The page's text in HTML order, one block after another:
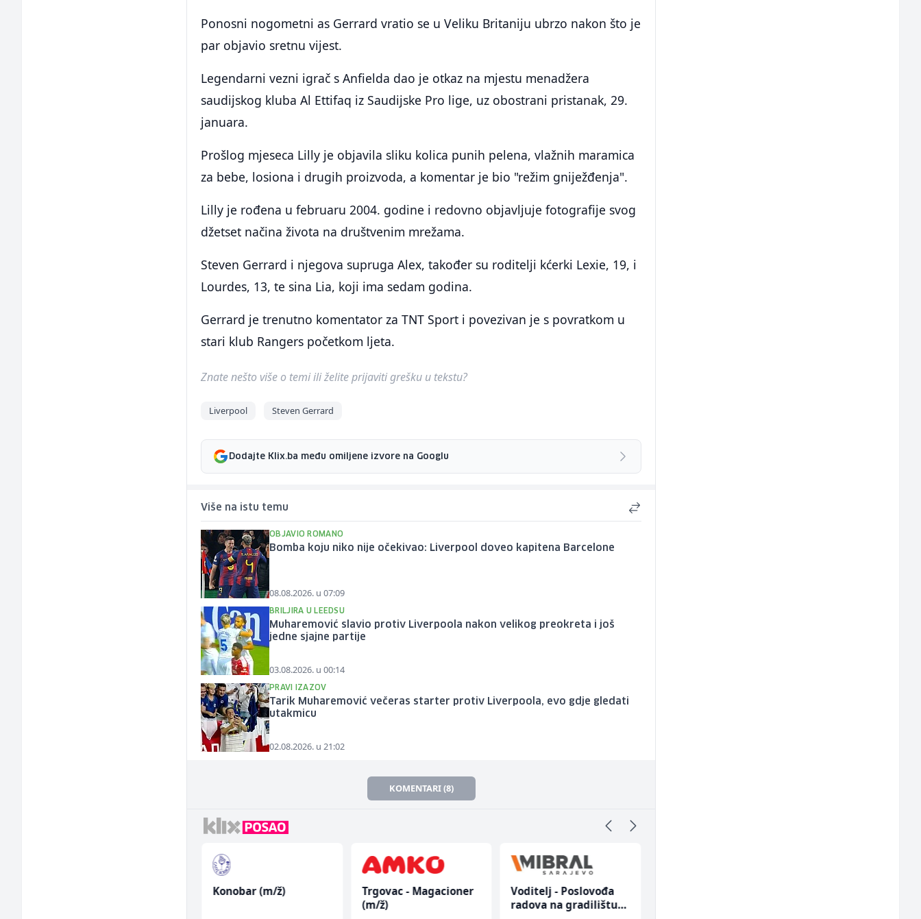
Ponosni nogometni as Gerrard vratio se u Veliku Britaniju ubrzo nakon što je
par objavio sretnu vijest.
Legendarni vezni igrač s Anfielda dao je otkaz na mjestu menadžera
saudijskog kluba Al Ettifaq iz Saudijske Pro lige, uz obostrani pristanak, 29.
januara.
Prošlog mjeseca Lilly je objavila sliku kolica punih pelena, vlažnih maramica
za bebe, losiona i drugih proizvoda, a komentar je bio "režim gniježđenja".
Lilly je rođena u februaru 2004. godine i redovno objavljuje fotografije svog
džetset načina života na društvenim mrežama.
Steven Gerrard i njegova supruga Alex, također su roditelji kćerki Lexie, 19, i
Lourdes, 13, te sina Lia, koji ima sedam godina.
Gerrard je trenutno komentator za TNT Sport i povezivan je s povratkom u
stari klub Rangers početkom ljeta.
Znate nešto više o temi ili želite prijaviti grešku u tekstu?
Liverpool Steven Gerrard
Dodajte Klix.ba među omiljene izvore na Googlu
Više na istu temu
OBJAVIO ROMANO
Bomba koju niko nije očekivao: Liverpool doveo kapitena Barcelone
08.08.2026. u 07:09
BRILJIRA U LEEDSU
Muharemović slavio protiv Liverpoola nakon velikog preokreta i još
jedne sjajne partije
03.08.2026. u 00:14
PRAVI IZAZOV
Tarik Muharemović večeras starter protiv Liverpoola, evo gdje gledati
utakmicu
02.08.2026. u 21:02
KOMENTARI (8)
Konobar (m/ž)
Trgovac - Magacioner
(m/ž)
Voditelj - Poslovođa
radova na gradilištu